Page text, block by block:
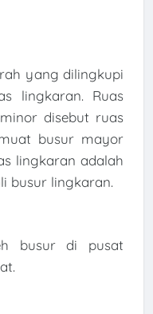
yang dilingkupi
lingkaran. Ruas
disebut ruas
busur mayor
lingkaran adalah
busur lingkaran.
busur di pusat